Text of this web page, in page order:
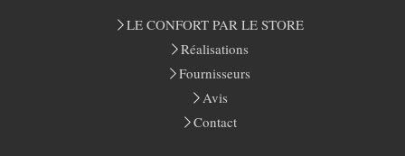
LE CONFORT PAR LE STORE
Réalisations
Fournisseurs
Avis
Contact